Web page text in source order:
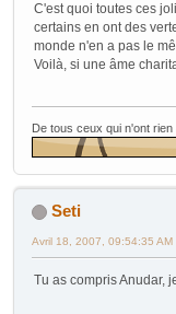
C'est quoi toutes ces
certains en ont des
monde n'en a pas le
Voilà, si une âme
De tous ceux qui n'ont
Seti
Avril 18, 2007, 09:54:35 AM
Tu as compris Anudar,